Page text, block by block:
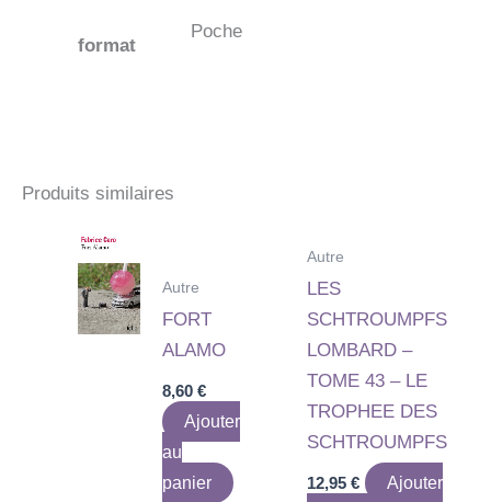
format
Poche
Produits similaires
Autre
FORT
ALAMO
8,60€
Ajouter
au
panier
Autre
LES
SCHTROUMPFS
LOMBARD –
TOME 43 – LE
TROPHEE DES
SCHTROUMPFS
12,95 €
Ajouter